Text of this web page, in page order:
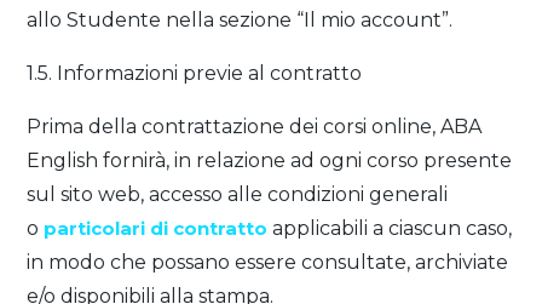
allo Studente nella sezione “Il mio account”.
1.5. Informazioni previe al contratto
Prima della contrattazione dei corsi online, ABA
English fornirà, in relazione ad ogni corso presente
sul sito web, accesso alle condizioni generali
o particolari di contratto applicabili a ciascun caso,
in modo che possano essere consultate, archiviate
e/o disponibili alla stampa.